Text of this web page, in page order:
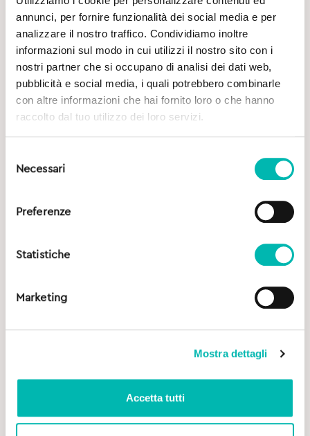
annunci, per fornire funzionalità dei social media e per
analizzare il nostro traffico. Condividiamo inoltre
informazioni sul modo in cui utilizzi il nostro sito con i
nostri partner che si occupano di analisi dei dati web,
pubblicità e social media, i quali potrebbero combinarle
con altre informazioni che hai fornito loro o che hanno
raccolto dal tuo utilizzo dei loro servizi.
delNecessari
Preferenze
Statistiche
Marketing
Mostra dettagli
Accetta tutti
Per verificare la possibilità di spedire all’estero, ti
preghiamo di contattarci in Live Chat oppure a
info@sorrisodeciso.it.
Qual è il mio tracking number?
Ricevi il tracking number della tua Smile Box via e-
Non ho ancora ricevuto il mio tracking number,
Il tracking number viene inviato nel momento in cui
Se il numero di tracking number che hai ricevuto non
funziona sulla pagina di tracciamento, non
stato preso in carico dal corriere. Riprova in un
secondo momento.
Come posso modificare l’indirizzo di spedizione?